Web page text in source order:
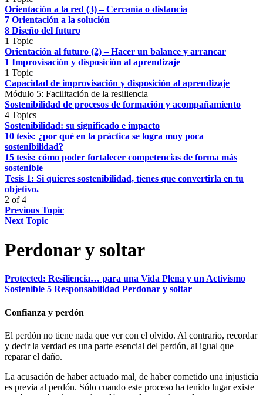
Orientación a la red (3) – Cercanía o distancia
7 Orientación a la solución
8 Diseño del futuro
1 Topic
Orientación al futuro (2) – Hacer un balance y arrancar
1 Improvisación y disposición al aprendizaje
1 Topic
Capacidad de improvisación y disposición al aprendizaje
Módulo 5: Facilitación de la resiliencia
Sostenibilidad de procesos de formación y acompañamiento
4 Topics
Sostenibilidad: su significado e impacto
10 tesis: ¿por qué en la práctica se logra muy poca
sostenibilidad?
15 tesis: cómo poder fortalecer competencias de forma más
sostenible
Tesis 1: Si quieres sostenibilidad, tienes que convertirla en tu
objetivo.
2 of 4
Previous Topic
Next Topic
Perdonar y soltar
Protected: Resiliencia… para una Vida Plena y un Activismo
Sostenible 5 Responsabilidad Perdonar y soltar
Confianza y perdón
El perdón no tiene nada que ver con el olvido. Al contrario, recordar
y decir la verdad es una parte esencial del perdón, al igual que
reparar el daño.
La acusación de haber actuado mal, de haber cometido una injusticia
es previa al perdón. Sólo cuando este proceso ha tenido lugar existe